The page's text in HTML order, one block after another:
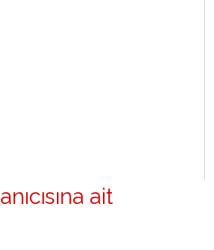
ait